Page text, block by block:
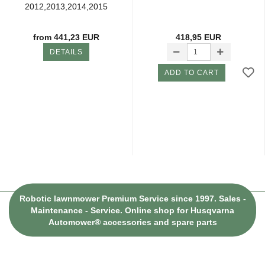
2012,2013,2014,2015
from 441,23 EUR
DETAILS
418,95 EUR
ADD TO CART
Robotic lawnmower Premium Service since 1997. Sales -
Maintenance - Service. Online shop for Husqvarna
Automower® accessories and spare parts